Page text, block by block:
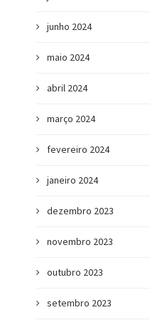
junho 2024
maio 2024
abril 2024
março 2024
fevereiro 2024
janeiro 2024
dezembro 2023
novembro 2023
outubro 2023
setembro 2023